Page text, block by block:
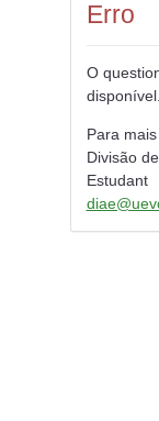
Erro
O
disponível.
Para
Divisão
Estudant